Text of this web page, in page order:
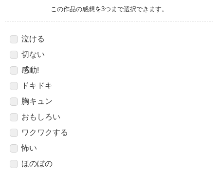
この作品の感想を3つまで選択できます。
泣ける
切ない
感動!
ドキドキ
胸キュン
おもしろい
ワクワクする
怖い
ほのぼの